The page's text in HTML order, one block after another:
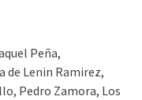
Peña,
de Lenin Ramirez,
Pedro Zamora, Los